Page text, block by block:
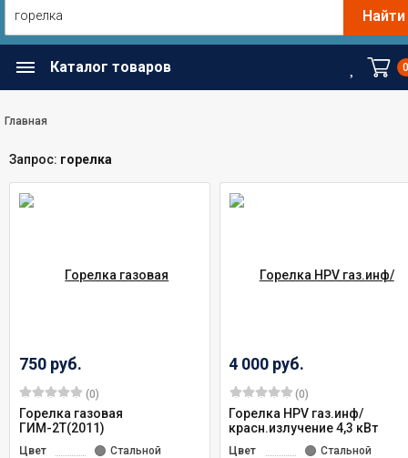
Найти
Каталог товаров
Главная
Запрос: горелка
750 руб.
(0)
Горелка газовая
ГИМ-2Т(2011)
Цвет
Стальной
4 000 руб.
(0)
Горелка HPV газ.инф/
красн.излучение 4,3 кВт
Цвет
Стальной